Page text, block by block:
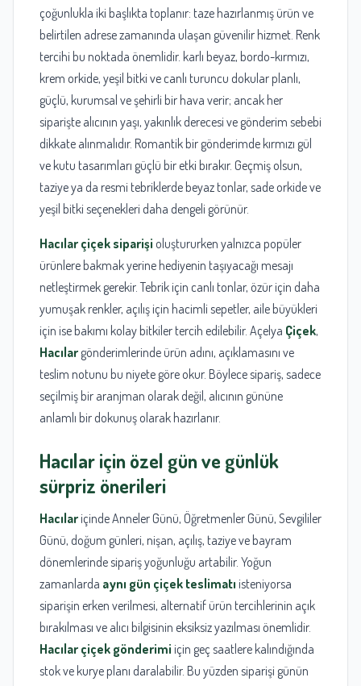
çoğunlukla iki başlıkta toplanır: taze hazırlanmış ürün ve
belirtilen adrese zamanında ulaşan güvenilir hizmet. Renk
tercihi bu noktada önemlidir. karlı beyaz, bordo-kırmızı,
krem orkide, yeşil bitki ve canlı turuncu dokular planlı,
güçlü, kurumsal ve şehirli bir hava verir; ancak her
siparişte alıcının yaşı, yakınlık derecesi ve gönderim sebebi
dikkate alınmalıdır. Romantik bir gönderimde kırmızı gül
ve kutu tasarımları güçlü bir etki bırakır. Geçmiş olsun,
taziye ya da resmi tebriklerde beyaz tonlar, sade orkide ve
yeşil bitki seçenekleri daha dengeli görünür.
Hacılar çiçek siparişi oluştururken yalnızca popüler
ürünlere bakmak yerine hediyenin taşıyacağı mesajı
netleştirmek gerekir. Tebrik için canlı tonlar, özür için daha
yumuşak renkler, açılış için hacimli sepetler, aile büyükleri
için ise bakımı kolay bitkiler tercih edilebilir. Açelya Çiçek,
Hacılar gönderimlerinde ürün adını, açıklamasını ve
teslim notunu bu niyete göre okur. Böylece sipariş, sadece
seçilmiş bir aranjman olarak değil, alıcının gününe
anlamlı bir dokunuş olarak hazırlanır.
Hacılariçin özel gün ve günlük
sürpriz önerileri
Hacılar içinde Anneler Günü, Öğretmenler Günü, Sevgililer
Günü, doğum günleri, nişan, açılış, taziye ve bayram
dönemlerinde sipariş yoğunluğu artabilir. Yoğun
zamanlarda aynı gün çiçek teslimatı isteniyorsa
siparişin erken verilmesi, alternatif ürün tercihlerinin açık
bırakılması ve alıcı bilgisinin eksiksiz yazılması önemlidir.
Hacılar çiçek gönderimi için geç saatlere kalındığında
stok ve kurye planı daralabilir. Bu yüzden siparişi günün